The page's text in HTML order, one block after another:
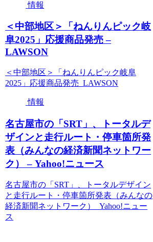
情報
＜中部地区＞「ねんりんピック岐
阜2025」応援商品発売 –
LAWSON
＜中部地区＞「ねんりんピック岐阜
2025」応援商品発売 LAWSON
情報
名古屋市の「SRT」、トータルデ
ザインと走行ルート・停車箇所発
表（みんなの経済新聞ネットワー
ク） – Yahoo!ニュース
名古屋市の「SRT」、トータルデザイン
と走行ルート・停車箇所発表（みんなの
経済新聞ネットワーク） Yahoo!ニュー
ス